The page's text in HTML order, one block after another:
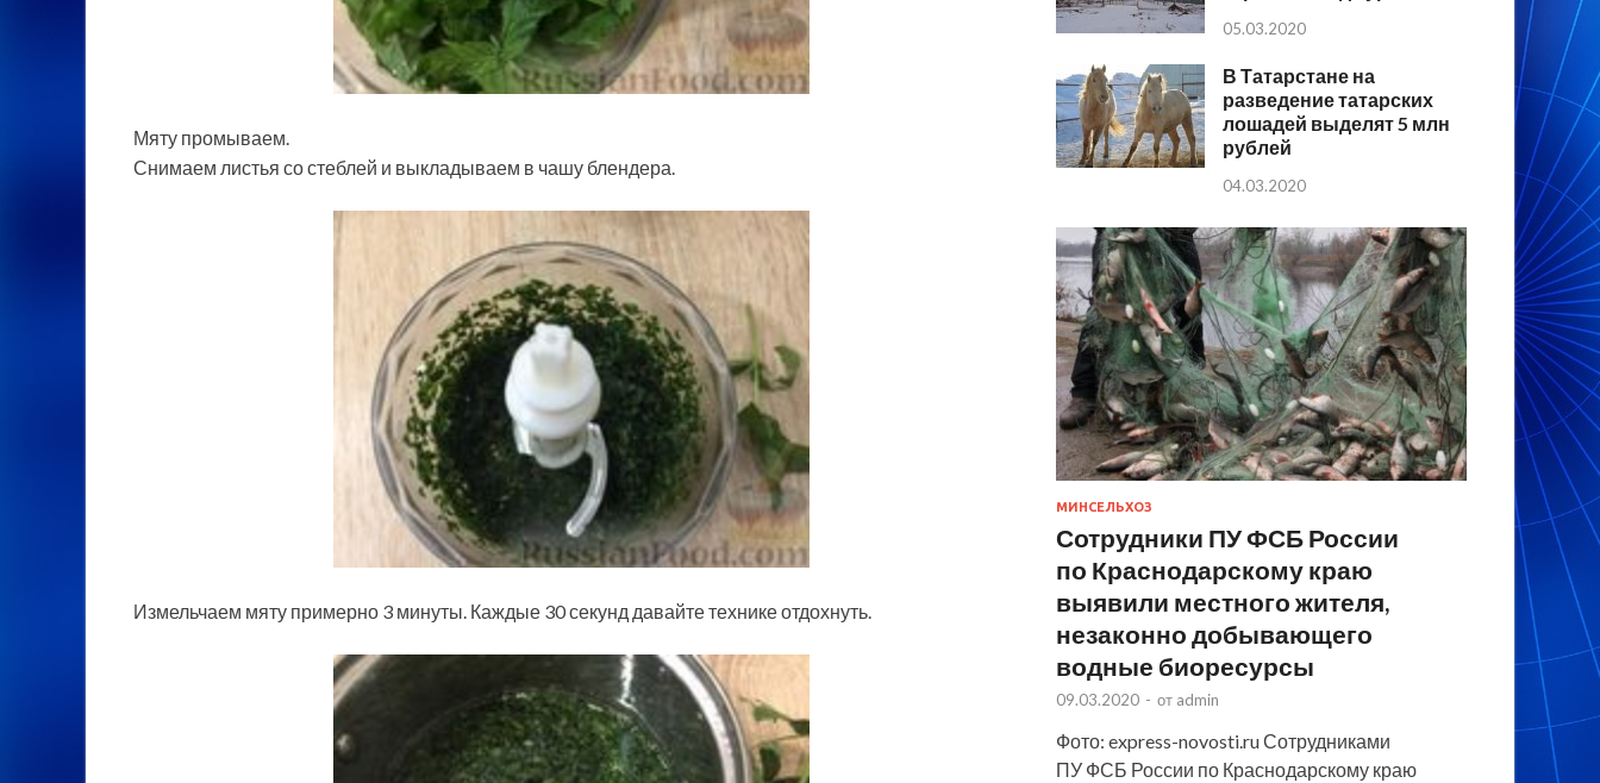
Мяту промываем.
Снимаем листья со стеблей и выкладываем в чашу блендера.
Измельчаем мяту примерно 3 минуты. Каждые 30 секунд давайте технике отдохнуть.
05.03.2020
В Татарстане на
разведение татарских
лошадей выделят 5 млн
рублей
04.03.2020
МИНСЕЛЬХОЗ
Сотрудники ПУ ФСБ России
по Краснодарскому краю
выявили местного жителя,
незаконно добывающего
водные биоресурсы
09.03.2020 - от admin
Фото: express-novosti.ru Сотрудниками
ПУ ФСБ России по Краснодарскому краю